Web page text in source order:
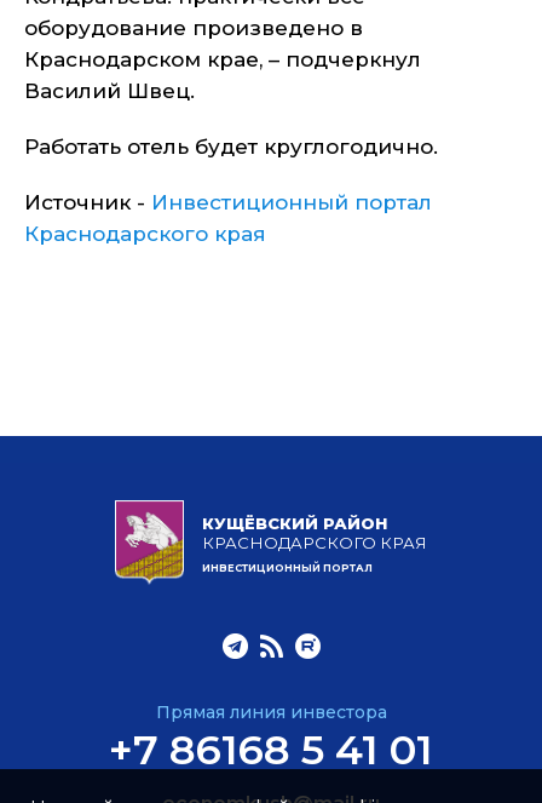
оборудование произведено в
Краснодарском крае, – подчеркнул
Василий Швец.
Работать отель будет круглогодично.
Источник - Инвестиционный портал
Краснодарского края
КУЩЁВСКИЙ РАЙОН
КРАСНОДАРСКОГО КРАЯ
ИНВЕСТИЦИОННЫЙ ПОРТАЛ
Прямая линия инвестора
+7 86168 5 41 01